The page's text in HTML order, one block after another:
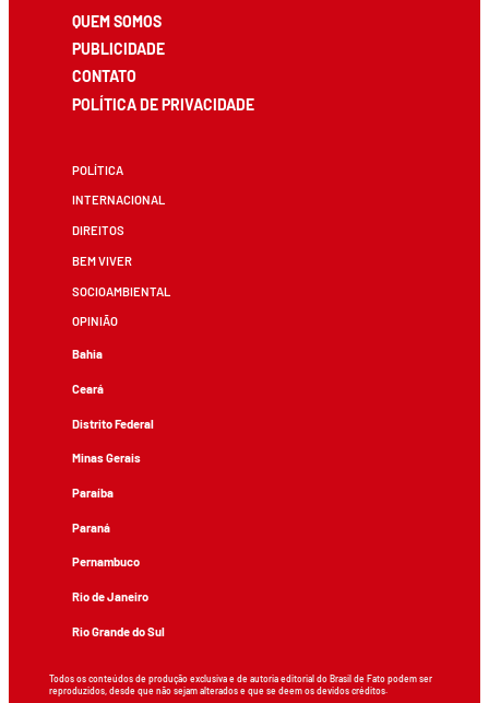
QUEM SOMOS
PUBLICIDADE
CONTATO
POLÍTICA DE PRIVACIDADE
POLÍTICA
INTERNACIONAL
DIREITOS
BEM VIVER
SOCIOAMBIENTAL
OPINIÃO
Bahia
Ceará
Distrito Federal
Minas Gerais
Paraíba
Paraná
Pernambuco
Rio de Janeiro
Rio Grande do Sul
Todos os conteúdos de produção exclusiva e de autoria editorial do Brasil de Fato podem ser
reproduzidos, desde que não sejam alterados e que se deem os devidos créditos.